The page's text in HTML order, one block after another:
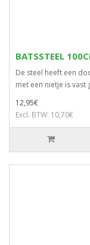
BATSSTEEL
De steel heeft een
met een nietje is vast
12,95€
Excl. BTW: 10,70€